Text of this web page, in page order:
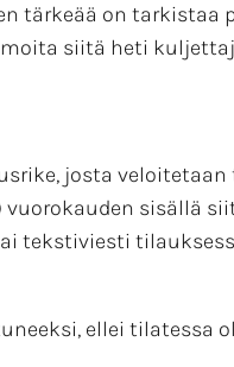
tärkeää on tarkistaa
siitä heti
josta veloitetaan
sisällä
tekstiviesti
ellei tilatessa